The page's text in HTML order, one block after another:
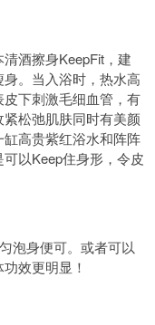
酒擦身KeepFit，建
。当入浴时，热水高
下刺激毛细血管，有
松弛肌肤同时有美颜
高贵紫红浴水和阵阵
以Keep住身形，令皮
身便可。或者可以
效更明显！